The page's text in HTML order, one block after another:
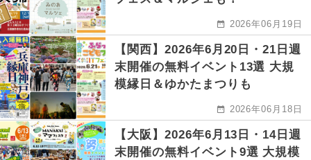
2026年06月19日
【関西】2026年6月20日・21日週
末開催の無料イベント13選 大規
模縁日＆ゆかたまつりも
2026年06月18日
【大阪】2026年6月13日・14日週
末開催の無料イベント9選 大規模